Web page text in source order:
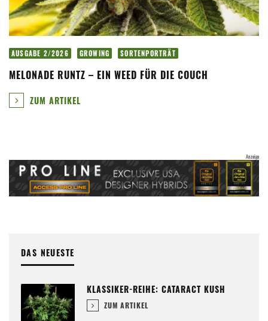
AUSGABE 2/2026 GROWING SORTENPORTRÄT
MELONADE RUNTZ – EIN WEED FÜR DIE COUCH
ZUM ARTIKEL
DAS NEUESTE
KLASSIKER-REIHE: CATARACT KUSH
ZUM ARTIKEL